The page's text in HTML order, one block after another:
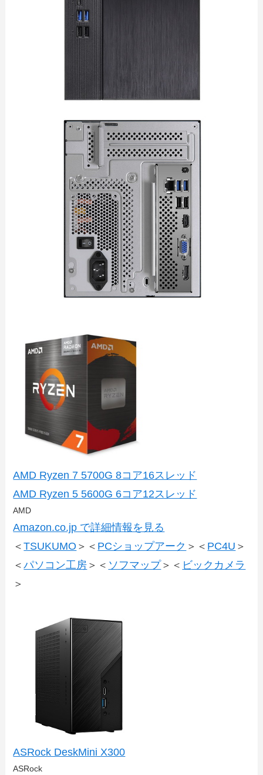
AMD Ryzen 7 5700G 8コア16スレッド
AMD Ryzen 5 5600G 6コア12スレッド
AMD
Amazon.co.jp で詳細情報を見る
＜TSUKUMO ＞＜ PCショップアーク ＞＜ PC4U ＞
＜パソコン工房 ＞＜ ソフマップ＞＜ ビックカメラ
＞
ASRock DeskMini X300
ASRock